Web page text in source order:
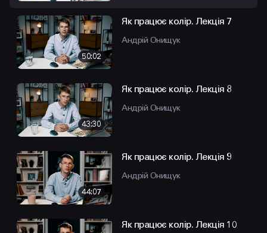
50:02
Як працює колір. Лекція 7
Андрій Онищук
43:30
Як працює колір. Лекція 8
Андрій Онищук
44:07
Як працює колір. Лекція 9
Андрій Онищук
Як працює колір. Лекція 10